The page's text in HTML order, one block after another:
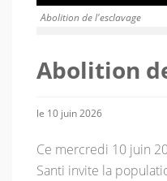
Abolition de l'esclavage
Abolition
le 10 juin 2026
Ce mercredi 10 juin
Santi invite la